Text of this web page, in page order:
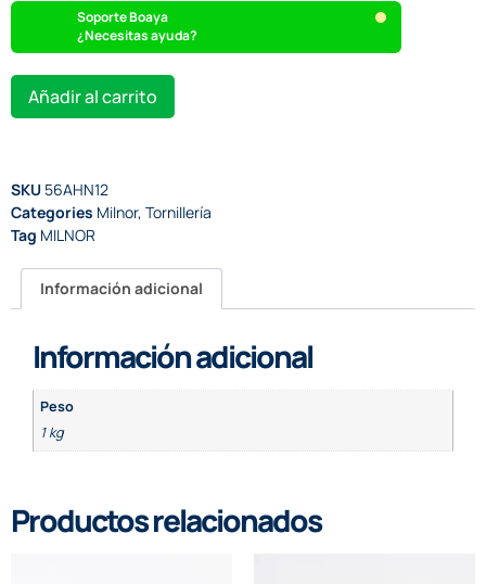
Soporte Boaya
¿Necesitas ayuda?
Añadir al carrito
SKU 56AHN12
Categories Milnor, Tornillería
Tag MILNOR
Información adicional
Información adicional
Peso
1 kg
Productos relacionados